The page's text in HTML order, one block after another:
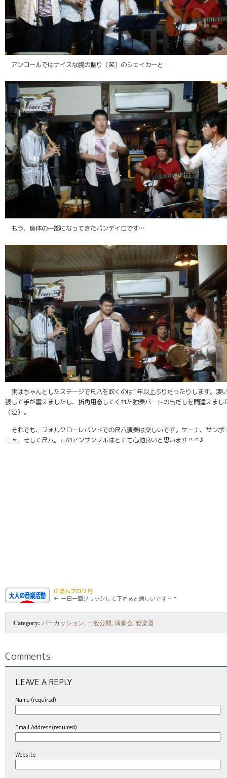
アンコールではナイスな腕の振り（笑）のシェイカーと…
もう、身体の一部になってきたパンデイロです…
実はちゃんとしたステージで尺八を吹くのは1年以上ぶりだったりします。凄
張して手が震えましたし、折角用意してくれた独奏バートの出だしを間違えまし
（泣）。
それでも、フォルクローレバンドでの尺八演奏は楽しいです。ケーナ、サンポ
ニャ、そして尺八。このアンサンブルはとても心地良いと思います＾＾♪
にほんブログ村
← 一日一回クリックして下さると嬉しいです＾＾
Category: パーカッション,一般公開,演奏会,管楽器
Comments
LEAVE A REPLY
Name (required)
Email Address(required)
Website